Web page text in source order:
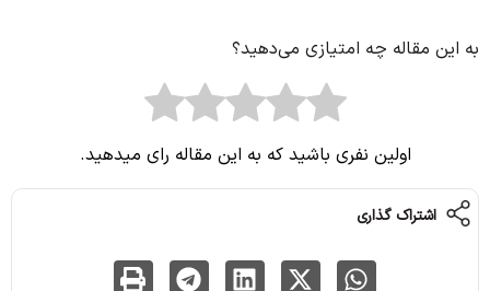
به این مقاله چه امتیازی می‌دهید؟
اولین نفری باشید که به این مقاله رای میدهید.
اشتراک گذاری